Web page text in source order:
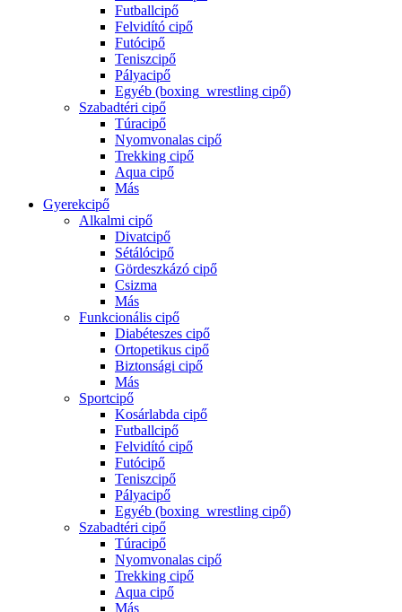
Futballcipő
Felvidító cipő
Futócipő
Teniszcipő
Pályacipő
Egyéb (boxing_wrestling cipő)
Szabadtéri cipő
Túracipő
Nyomvonalas cipő
Trekking cipő
Aqua cipő
Más
Gyerekcipő
Alkalmi cipő
Divatcipő
Sétálócipő
Gördeszkázó cipő
Csizma
Más
Funkcionális cipő
Diabéteszes cipő
Ortopetikus cipő
Biztonsági cipő
Más
Sportcipő
Kosárlabda cipő
Futballcipő
Felvidító cipő
Futócipő
Teniszcipő
Pályacipő
Egyéb (boxing_wrestling cipő)
Szabadtéri cipő
Túracipő
Nyomvonalas cipő
Trekking cipő
Aqua cipő
Más